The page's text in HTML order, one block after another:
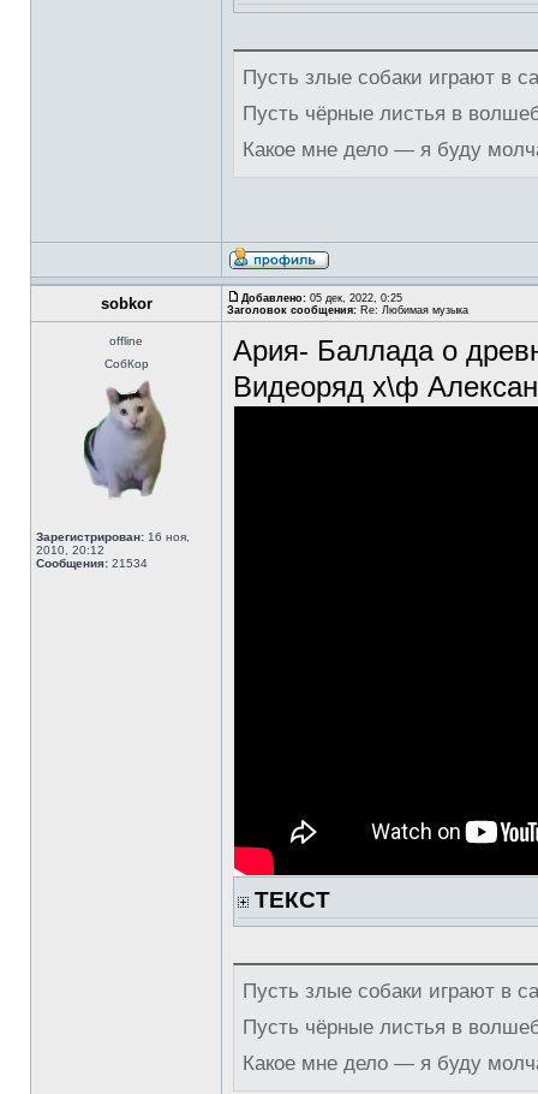
Пусть злые собаки играют в
Пусть чёрные листья в
Какое мне дело — я буду
sobkor Добавлено: 05 дек, 2022, 0:25
Заголовок сообщения: Re: Любимая музыка
offline
СобКор
Зарегистрирован: 16 ноя,
2010, 20:12
Сообщения: 21534
Ария- Баллада о
Видеоряд х\ф
ТЕКСТ
Пусть злые собаки играют в
Пусть чёрные листья в
Какое мне дело — я буду